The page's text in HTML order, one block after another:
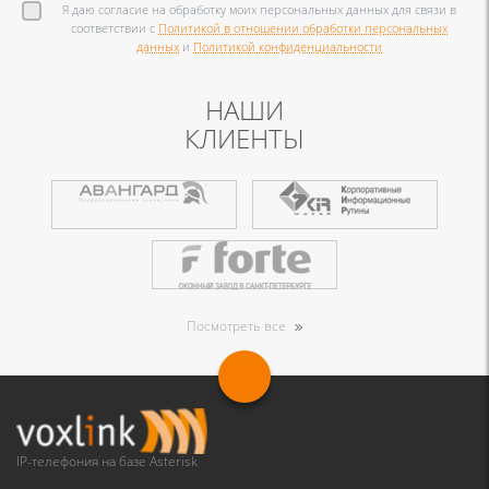
Я даю согласие на обработку моих персональных данных для связи в
соответствии с Политикой в отношении обработки персональных
данных и Политикой конфиденциальности
НАШИ
КЛИЕНТЫ
Посмотреть все
IP-телефония на базе Asterisk